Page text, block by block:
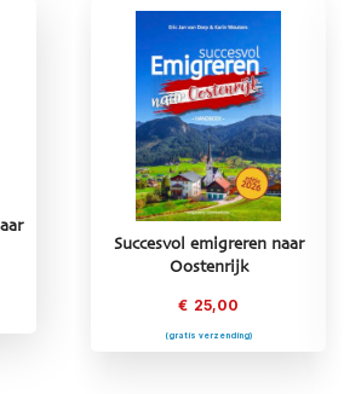
emigreren naar
Succesvol